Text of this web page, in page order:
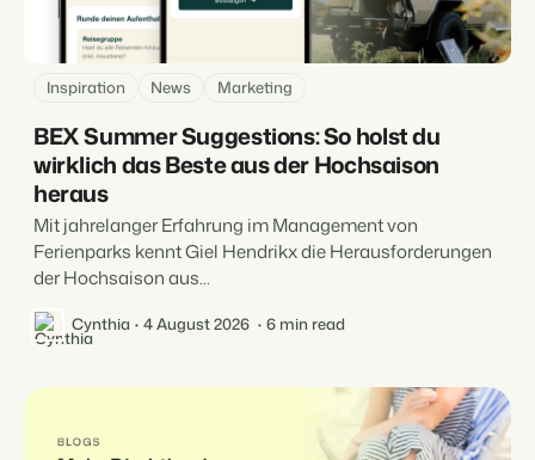
Inspiration News Marketing
BEX Summer Suggestions: So holst du
wirklich das Beste aus der Hochsaison
heraus
Mit jahrelanger Erfahrung im Management von
Ferienparks kennt Giel Hendrikx die Herausforderungen
der Hochsaison aus...
Cynthia 4 August 2026 6 min read